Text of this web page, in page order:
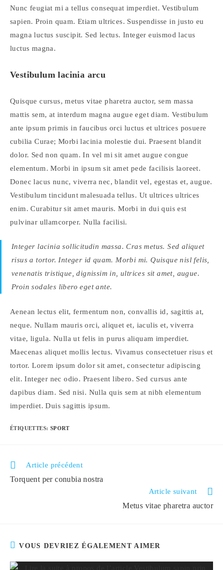
Nunc feugiat mi a tellus consequat imperdiet. Vestibulum
sapien. Proin quam. Etiam ultrices. Suspendisse in justo eu
magna luctus suscipit. Sed lectus. Integer euismod lacus
luctus magna.
Vestibulum lacinia arcu
Quisque cursus, metus vitae pharetra auctor, sem massa
mattis sem, at interdum magna augue eget diam. Vestibulum
ante ipsum primis in faucibus orci luctus et ultrices posuere
cubilia Curae; Morbi lacinia molestie dui. Praesent blandit
dolor. Sed non quam. In vel mi sit amet augue congue
elementum. Morbi in ipsum sit amet pede facilisis laoreet.
Donec lacus nunc, viverra nec, blandit vel, egestas et, augue.
Vestibulum tincidunt malesuada tellus. Ut ultrices ultrices
enim. Curabitur sit amet mauris. Morbi in dui quis est
pulvinar ullamcorper. Nulla facilisi.
Integer lacinia sollicitudin massa. Cras metus. Sed aliquet
risus a tortor. Integer id quam. Morbi mi. Quisque nisl felis,
venenatis tristique, dignissim in, ultrices sit amet, augue.
Proin sodales libero eget ante.
Aenean lectus elit, fermentum non, convallis id, sagittis at,
neque. Nullam mauris orci, aliquet et, iaculis et, viverra
vitae, ligula. Nulla ut felis in purus aliquam imperdiet.
Maecenas aliquet mollis lectus. Vivamus consectetuer risus et
tortor. Lorem ipsum dolor sit amet, consectetur adipiscing
elit. Integer nec odio. Praesent libero. Sed cursus ante
dapibus diam. Sed nisi. Nulla quis sem at nibh elementum
imperdiet. Duis sagittis ipsum.
ÉTIQUETTES: SPORT
Read
articles
Article précédent
Torquent per conubia nostra
Article suivant
Metus vitae pharetra auctor
VOUS DEVRIEZ ÉGALEMENT AIMER